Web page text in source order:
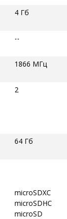
4 Гб
--
1866 МГц
2
64 Гб
microSDXC
microSDHC
microSD